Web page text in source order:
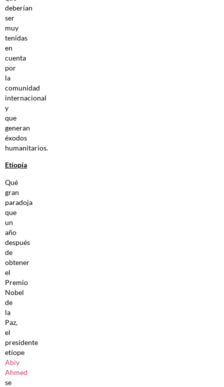
deberían
ser
muy
tenidas
en
cuenta
por
la
comunidad
internacional
y
que
generan
éxodos
humanitarios.
Etiopía
Qué
gran
paradoja
que
un
año
después
de
obtener
el
Premio
Nobel
de
la
Paz,
el
presidente
etíope
Abiy
Ahmed
se